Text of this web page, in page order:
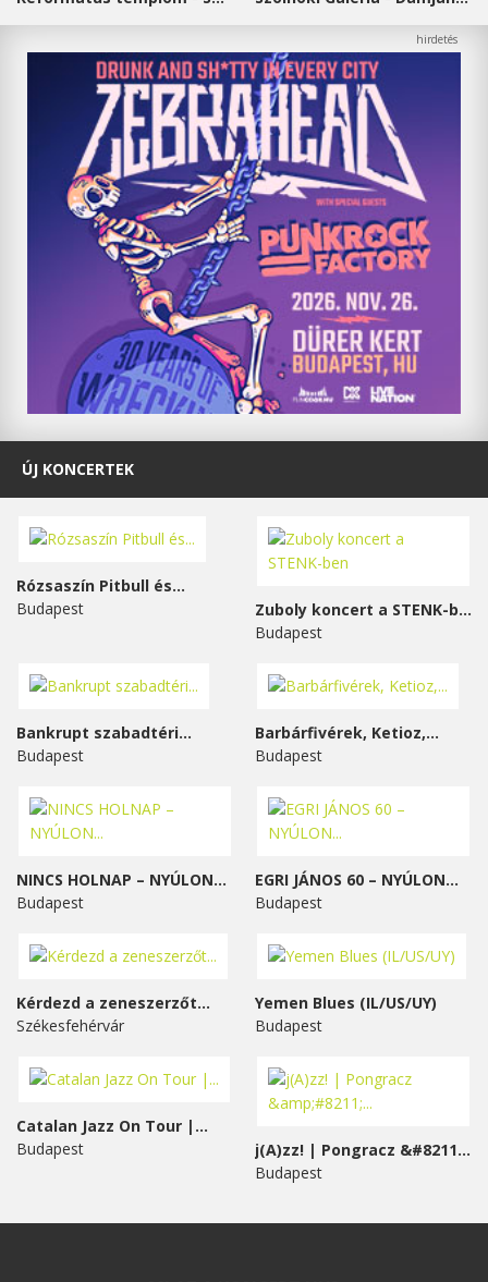
ÚJ KONCERTEK
Rózsaszín Pitbull és...
Budapest
Zuboly koncert a STENK-ben
Budapest
Bankrupt szabadtéri...
Budapest
Barbárfivérek, Ketioz,...
Budapest
NINCS HOLNAP – NYÚLON...
Budapest
EGRI JÁNOS 60 – NYÚLON...
Budapest
Kérdezd a zeneszerzőt...
Székesfehérvár
Yemen Blues (IL/US/UY)
Budapest
Catalan Jazz On Tour |...
Budapest
j(A)zz! | Pongracz &#8211;...
Budapest